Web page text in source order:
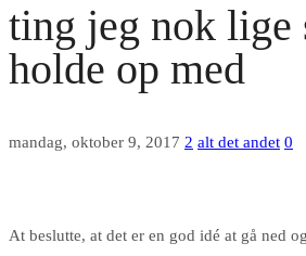
ting jeg nok lige
holde op med
mandag, oktober 9, 2017 2 alt det andet 0
At beslutte, at det er en god idé at gå ned